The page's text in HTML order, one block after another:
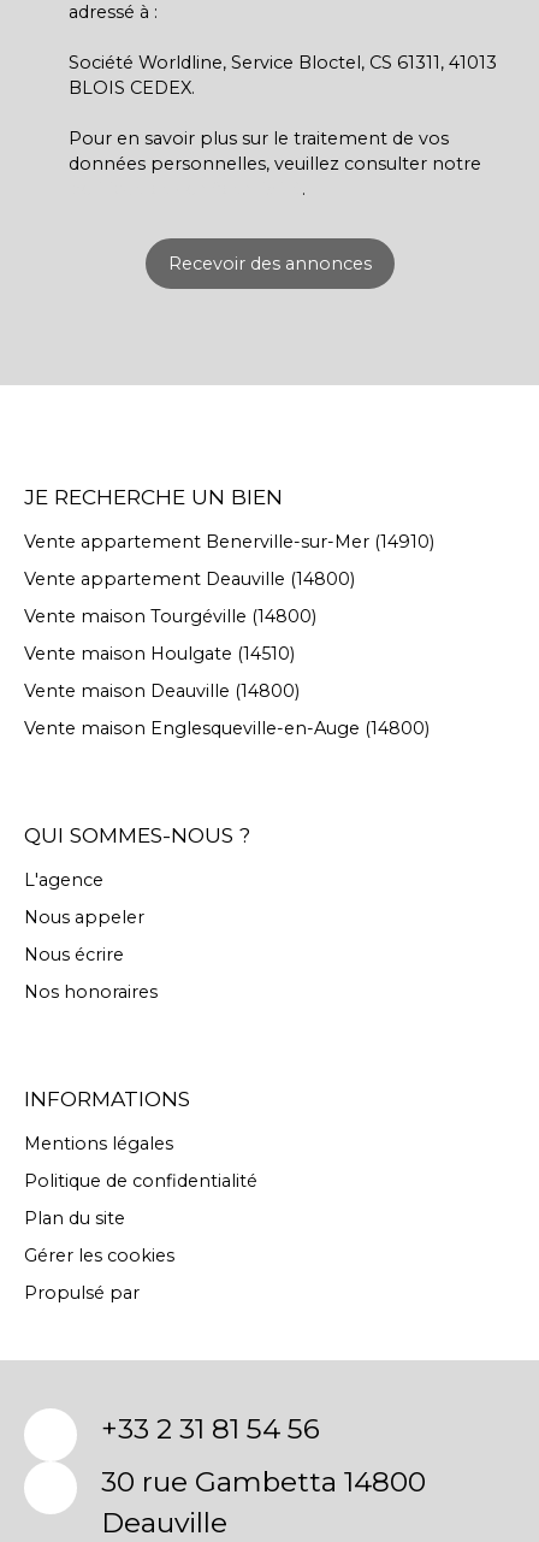
adressé à :
Société Worldline, Service Bloctel, CS 61311, 41013
BLOIS CEDEX.
Pour en savoir plus sur le traitement de vos
données personnelles, veuillez consulter notre
.
Recevoir des annonces
JE RECHERCHE UN BIEN
Vente appartement Benerville-sur-Mer (14910)
Vente appartement Deauville (14800)
Vente maison Tourgéville (14800)
Vente maison Houlgate (14510)
Vente maison Deauville (14800)
Vente maison Englesqueville-en-Auge (14800)
QUI SOMMES-NOUS ?
L'agence
Nous appeler
Nous écrire
Nos honoraires
INFORMATIONS
Mentions légales
Politique de confidentialité
Plan du site
Gérer les cookies
Propulsé par
+33 2 31 81 54 56
30 rue Gambetta 14800
Deauville